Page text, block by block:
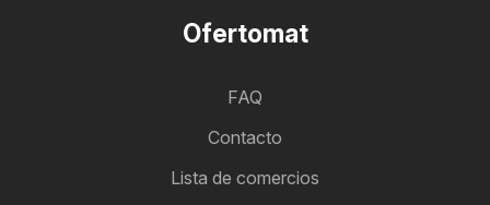
Ofertomat
FAQ
Contacto
Lista de comercios